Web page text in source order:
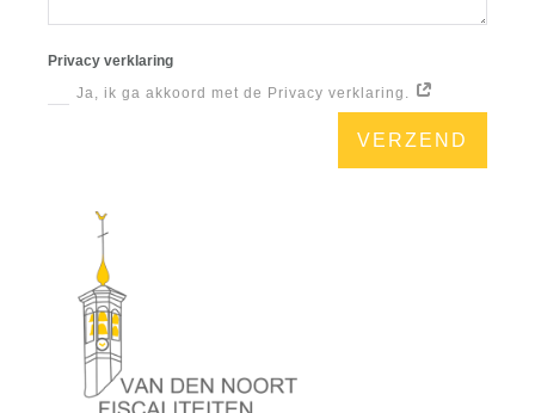
Privacy verklaring
Ja, ik ga akkoord met de Privacy verklaring.
VERZEND